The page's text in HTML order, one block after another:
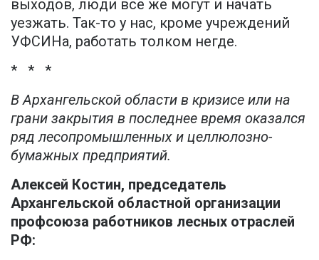
выходов, люди все же могут и начать
уезжать. Так-то у нас, кроме учреждений
УФСИНа, работать толком негде.
* * *
В Архангельской области в кризисе или на
грани закрытия в последнее время оказался
ряд лесопромышленных и целлюлозно-
бумажных предприятий.
Алексей Костин, председатель
Архангельской областной организации
профсоюза работников лесных отраслей
РФ: